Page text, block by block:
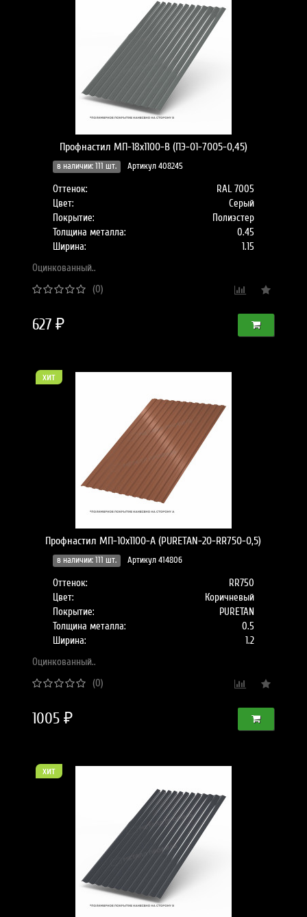
Профнастил МП-18x1100-B (ПЭ-01-7005-0,45)
в наличии: 111 шт. Артикул 408245
Оттенок:
RAL 7005
Цвет:
Серый
Покрытие:
Полиэстер
Толщина металла:
0.45
Ширина:
1.15
Оцинкованный..
(0)
627 ₽
хит
Профнастил МП-10x1100-A (PURETAN-20-RR750-0,5)
в наличии: 111 шт. Артикул 414806
Оттенок:
RR750
Цвет:
Коричневый
Покрытие:
PURETAN
Толщина металла:
0.5
Ширина:
1.2
Оцинкованный..
(0)
1005 ₽
хит